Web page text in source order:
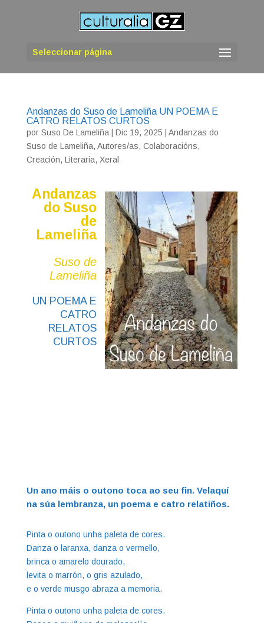
Seleccionar página
Andanzas do Suso de Lameliña UN POEMA E
CATRO RELATOS CURTOS
por Suso De Lameliña| Dic 19, 2025
Andanzas do
Suso de Lameliña, Autores/as, Colaboracións,
Creación, Literaria, Xeral
Andanzas
do Suso
de
Lameliña
Suso de
Lameliña
UN POEMA E
CATRO
RELATOS
CURTOS
Un ano máis o outono toca ao seu fin. Velaquí
na súa lembranza, un poema e catro relatiños.
Pinta o outono unha paleta de cores.
Danza o laranxa, danza o vermello,
brinca o amarelo dourado,
levita o marrón, o gris azulado,
e o verde musgo abraza a memoria.
Pinta o outono unha paleta de cores.